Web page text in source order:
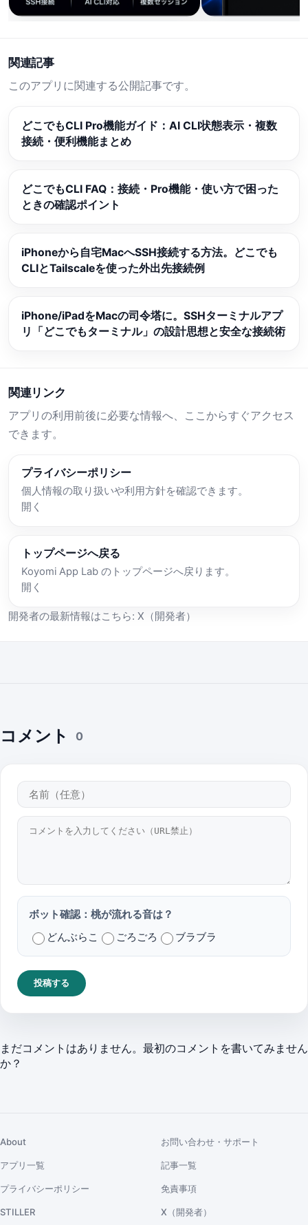
関連記事
このアプリに関連する公開記事です。
どこでもCLI Pro機能ガイド：AI CLI状態表示・複数
接続・便利機能まとめ
どこでもCLI FAQ：接続・Pro機能・使い方で困った
ときの確認ポイント
iPhoneから自宅MacへSSH接続する方法。どこでも
CLIとTailscaleを使った外出先接続例
iPhone/iPadをMacの司令塔に。SSHターミナルアプ
リ「どこでもターミナル」の設計思想と安全な接続術
関連リンク
アプリの利用前後に必要な情報へ、ここからすぐアクセス
できます。
プライバシーポリシー
個人情報の取り扱いや利用方針を確認できます。
開く
トップページへ戻る
Koyomi App Lab のトップページへ戻ります。
開く
開発者の最新情報はこちら: X（開発者）
コメント 0
ボット確認：桃が流れる音は？
どんぶらこ
ごろごろ ブラブラ
投稿する
まだコメントはありません。最初のコメントを書いてみません
か？
About お問い合わせ・サポート
アプリ一覧 記事一覧
プライバシーポリシー 免責事項
STILLER X（開発者）